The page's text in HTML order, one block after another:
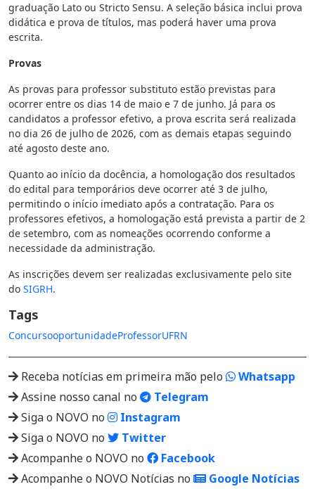
graduação Lato ou Stricto Sensu. A seleção básica inclui prova
didática e prova de títulos, mas poderá haver uma prova
escrita.
Provas
As provas para professor substituto estão previstas para
ocorrer entre os dias 14 de maio e 7 de junho. Já para os
candidatos a professor efetivo, a prova escrita será realizada
no dia 26 de julho de 2026, com as demais etapas seguindo
até agosto deste ano.
Quanto ao início da docência, a homologação dos resultados
do edital para temporários deve ocorrer até 3 de julho,
permitindo o início imediato após a contratação. Para os
professores efetivos, a homologação está prevista a partir de 2
de setembro, com as nomeações ocorrendo conforme a
necessidade da administração.
As inscrições devem ser realizadas exclusivamente pelo site
do SIGRH.
Tags
ConcursooportunidadeProfessorUFRN
Receba notícias em primeira mão pelo
Whatsapp
Assine nosso canal no
Telegram
Siga o NOVO no
Instagram
Siga o NOVO no
Twitter
Acompanhe o NOVO no
Facebook
Acompanhe o NOVO Notícias no
Google Notícias